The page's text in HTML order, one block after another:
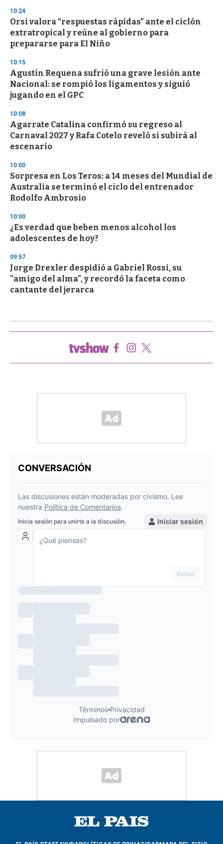
10:24
Orsi valora “respuestas rápidas” ante el ciclón
extratropical y reúne al gobierno para
prepararse para El Niño
10:15
Agustín Requena sufrió una grave lesión ante
Nacional: se rompió los ligamentos y siguió
jugando en el GPC
10:08
Agarrate Catalina confirmó su regreso al
Carnaval 2027 y Rafa Cotelo reveló si subirá al
escenario
10:00
Sorpresa en Los Teros: a 14 meses del Mundial de
Australia se terminó el ciclo del entrenador
Rodolfo Ambrosio
10:00
¿Es verdad que beben menos alcohol los
adolescentes de hoy?
09:57
Jorge Drexler despidió a Gabriel Rossi, su
"amigo del alma", y recordó la faceta como
cantante del jerarca